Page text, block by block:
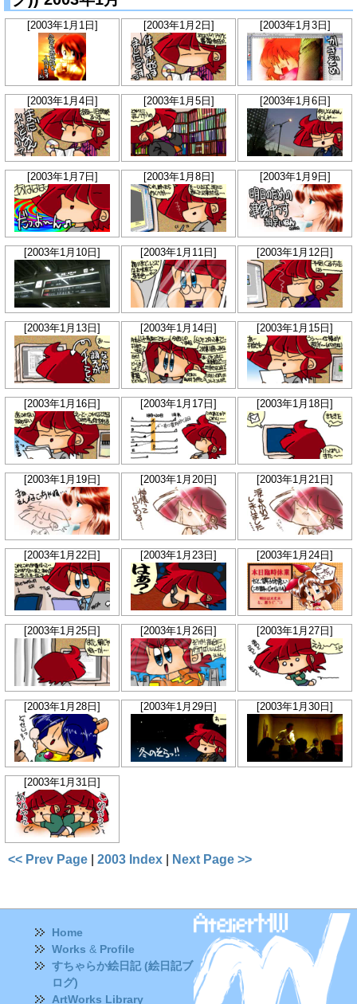
[2003年1月1日] [2003年1月2日] [2003年1月3日]
[2003年1月4日] [2003年1月5日] [2003年1月6日]
[2003年1月7日] [2003年1月8日] [2003年1月9日]
[2003年1月10日] [2003年1月11日] [2003年1月12日]
[2003年1月13日] [2003年1月14日] [2003年1月15日]
[2003年1月16日] [2003年1月17日] [2003年1月18日]
[2003年1月19日] [2003年1月20日] [2003年1月21日]
[2003年1月22日] [2003年1月23日] [2003年1月24日]
[2003年1月25日] [2003年1月26日] [2003年1月27日]
[2003年1月28日] [2003年1月29日] [2003年1月30日]
[2003年1月31日]
<< Prev Page | 2003 Index | Next Page >>
Home
Works & Profile
すちゃらか絵日記 (絵日記ブ
ログ)
ArtWorks Library